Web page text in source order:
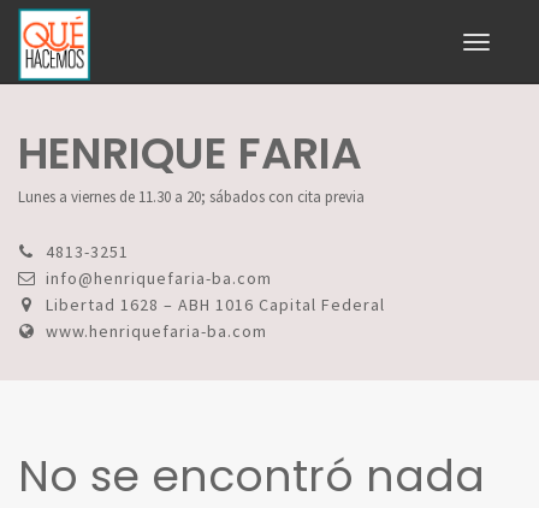
Toggle
HENRIQUE FARIA
Lunes a viernes de 11.30 a 20; sábados con cita previa
4813-3251
info@henriquefaria-ba.com
Libertad 1628 – ABH 1016 Capital Federal
www.henriquefaria-ba.com
No se encontró nada